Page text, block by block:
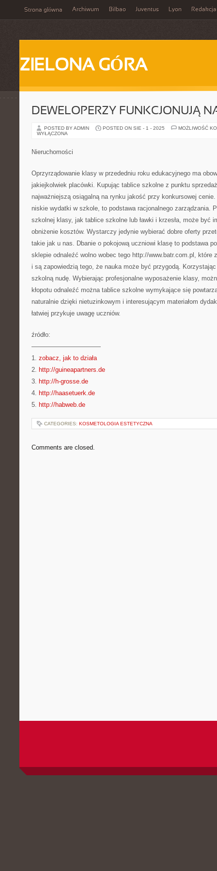
Strona główna Archiwum Bilbao Juventus Lyon Redakcja
ZIELONA GÓRA
DEWELOPERZY FUNKCJONUJĄ
POSTED BY ADMIN POSTED ON SIE - 1 - 2025
MOŻLIWOŚĆ
WYŁĄCZONA
Nieruchomości
Oprzyrządowanie klasy w przededniu roku edukacyjnego ma
jakiejkolwiek placówki. Kupując tablice szkolne z punktu
najważniejszą osiągalną na rynku jakość przy konkursowej
niskie wydatki w szkole, to podstawa racjonalnego zarządzania.
szkolnej klasy, jak tablice szkolne lub ławki i krzesła, może być
obniżenie kosztów. Wystarczy jedynie wybierać dobre oferty
takie jak u nas. Dbanie o pokojową uczniowi klasę to podstawa
sklepie odnaleźć wolno wobec tego http://www.batr.com.pl, które
i są zapowiedzią tego, że nauka może być przygodą.
szkolną nudę. Wybierając profesjonalne wyposażenie klasy,
kłopotu odnaleźć można tablice szkolne wymykające się
naturalnie dzięki nietuzinkowym i interesującym materiałom
łatwiej przykuje uwagę uczniów.
źródło:
———————————
1. zobacz, jak to działa
2. http://guineapartners.de
3. http://h-grosse.de
4. http://haasetuerk.de
5. http://habweb.de
CATEGORIES: KOSMETOLOGIA ESTETYCZNA
Comments are closed.